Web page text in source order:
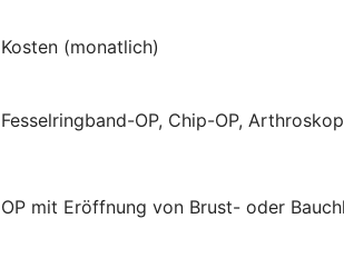
Kosten (monatlich)
Fesselringband-OP, Chip-OP,
OP mit Eröffnung von Brust- oder